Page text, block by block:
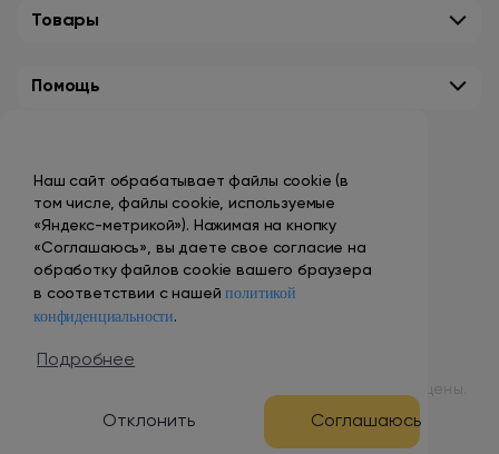
Наш сайт обрабатывает файлы cookie (в
том числе, файлы cookie, используемые
«Яндекс-метрикой»). Нажимая на кнопку
«Соглашаюсь», вы даете свое согласие на
обработку файлов cookie вашего браузера
в соответствии с нашейполитикой
конфиденциальности.
Подробнее
Отклонить Соглашаюсь
Товары
Помощь
+7 (495) 149-10-99
promo@smokenvape.su
пн-пт: 9:00 – 18:00
сб-вс: выходной
© 1998 – 2024 ООО «Табак Вэйп Сити». Все права защищены.
Разработка и продвижение сайта